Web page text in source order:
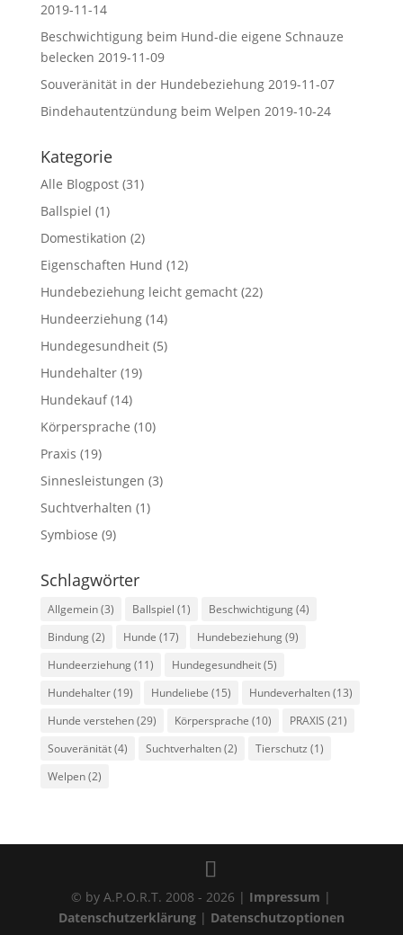
2019-11-14
Beschwichtigung beim Hund-die eigene Schnauze
belecken 2019-11-09
Souveränität in der Hundebeziehung 2019-11-07
Bindehautentzündung beim Welpen 2019-10-24
Kategorie
Alle Blogpost(31)
Ballspiel (1)
Domestikation (2)
Eigenschaften Hund (12)
Hundebeziehung leicht gemacht(22)
Hundeerziehung(14)
Hundegesundheit(5)
Hundehalter(19)
Hundekauf(14)
Körpersprache (10)
Praxis (19)
Sinnesleistungen (3)
Suchtverhalten (1)
Symbiose (9)
Schlagwörter
Allgemein(3) Ballspiel (1) Beschwichtigung(4)
Bindung(2) Hunde (17) Hundebeziehung(9)
Hundeerziehung(11) Hundegesundheit(5)
Hundehalter(19) Hundeliebe (15) Hundeverhalten(13)
Hunde verstehen(29) Körpersprache (10) PRAXIS (21)
Souveränität(4) Suchtverhalten(2) Tierschutz (1)
Welpen(2)
© by A.P.O.R.T. 2008 - 2026 | Impressum |
Datenschutzerklärung| Datenschutzoptionen